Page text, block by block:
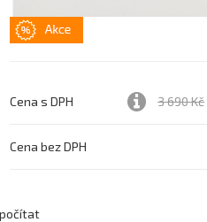
Cena s DPH 3 690 Kč
Cena bez DPH